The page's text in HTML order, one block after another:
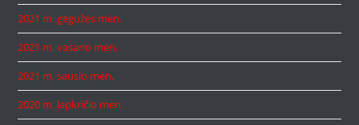
2021 m. gegužės mėn.
2021 m. vasario mėn.
2021 m. sausio mėn.
2020 m. lapkričio mėn.